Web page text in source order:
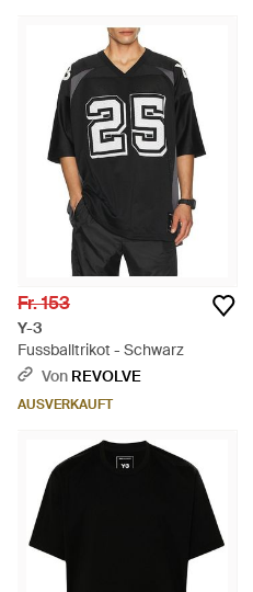
Fr. 153
Y-3
Fussballtrikot - Schwarz
Von REVOLVE
AUSVERKAUFT